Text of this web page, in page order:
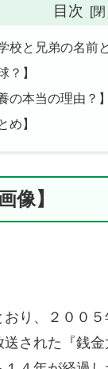
目次
校と兄弟の名前
？】
の本当の理由？】
め】
像】
り、２００
された『銭